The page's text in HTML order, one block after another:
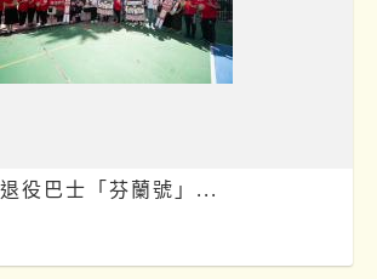
役巴士「芬蘭號」...